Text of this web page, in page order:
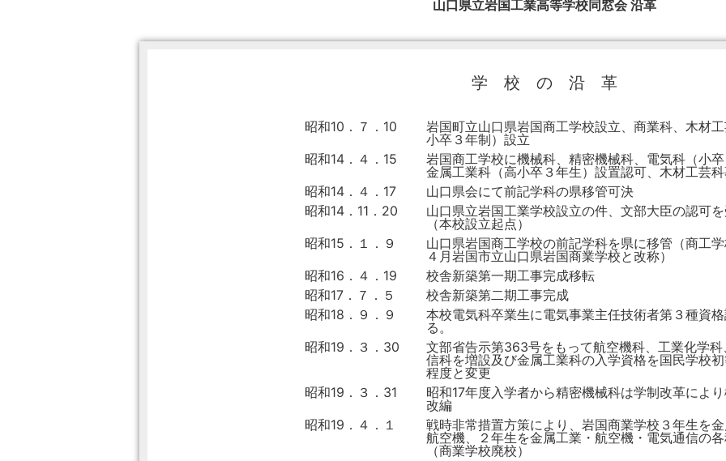
山口県立岩国工業高等学校同窓会 沿革
学 校 の 沿 革
昭和10．７．10
岩国町立山口県岩国商工学校設立、商業科、木材
小卒３年制）設立
昭和14．４．15
岩国商工学校に機械科、精密機械科、電気科（小
金属工業科（高小卒３年生）設置認可、木材工芸
昭和14．４．17
山口県会にて前記学科の県移管可決
昭和14．11．20
山口県立岩国工業学校設立の件、文部大臣の認可
（本校設立起点）
昭和15．１．９
山口県岩国商工学校の前記学科を県に移管（商工
４月岩国市立山口県岩国商業学校と改称）
昭和16．４．19
校舎新築第一期工事完成移転
昭和17．７．５
校舎新築第二期工事完成
昭和18．９．９
本校電気科卒業生に電気事業主任技術者第３種資
る。
昭和19．３．30
文部省告示第363号をもって航空機科、工業化学
信科を増設及び金属工業科の入学資格を国民学校
程度と変更
昭和19．３．31
昭和17年度入学者から精密機械科は学制改革によ
改編
昭和19．４．１
戦時非常措置方策により、岩国商業学校３年生を
航空機、２年生を金属工業・航空機・電気通信の
（商業学校廃校）